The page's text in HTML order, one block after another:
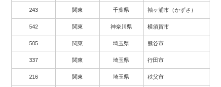
243 関東 千葉県 袖ヶ浦市（かずさ）
542 関東 神奈川県 横須賀市
505 関東 埼玉県 熊谷市
337 関東 埼玉県 行田市
216 関東 埼玉県 秩父市